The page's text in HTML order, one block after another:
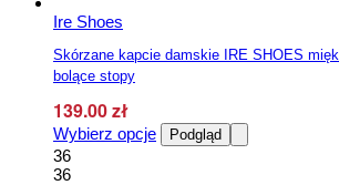
Ire Shoes
Skórzane kapcie damskie IRE SHOES
bolące stopy
139.00zł
Wybierz opcje Ten
produkt
Podgląd
36
36